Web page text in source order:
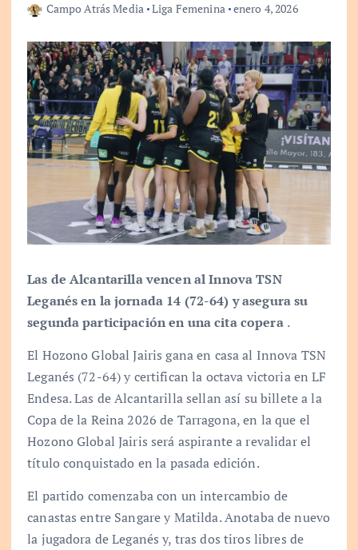
Campo Atrás Media Liga Femenina enero 4, 2026
Las de Alcantarilla vencen al Innova TSN
Leganés en la jornada 14 (72-64) y asegura su
segunda participación en una cita copera .
El Hozono Global Jairis gana en casa al Innova TSN
Leganés (72-64) y certifican la octava victoria en LF
Endesa. Las de Alcantarilla sellan así su billete a la
Copa de la Reina 2026 de Tarragona, en la que el
Hozono Global Jairis será aspirante a revalidar el
título conquistado en la pasada edición.
El partido comenzaba con un intercambio de
canastas entre Sangare y Matilda. Anotaba de nuevo
la jugadora de Leganés y, tras dos tiros libres de